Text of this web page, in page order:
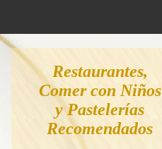
Restaurantes,
Comer con Niños
y Pastelerías
Recomendados